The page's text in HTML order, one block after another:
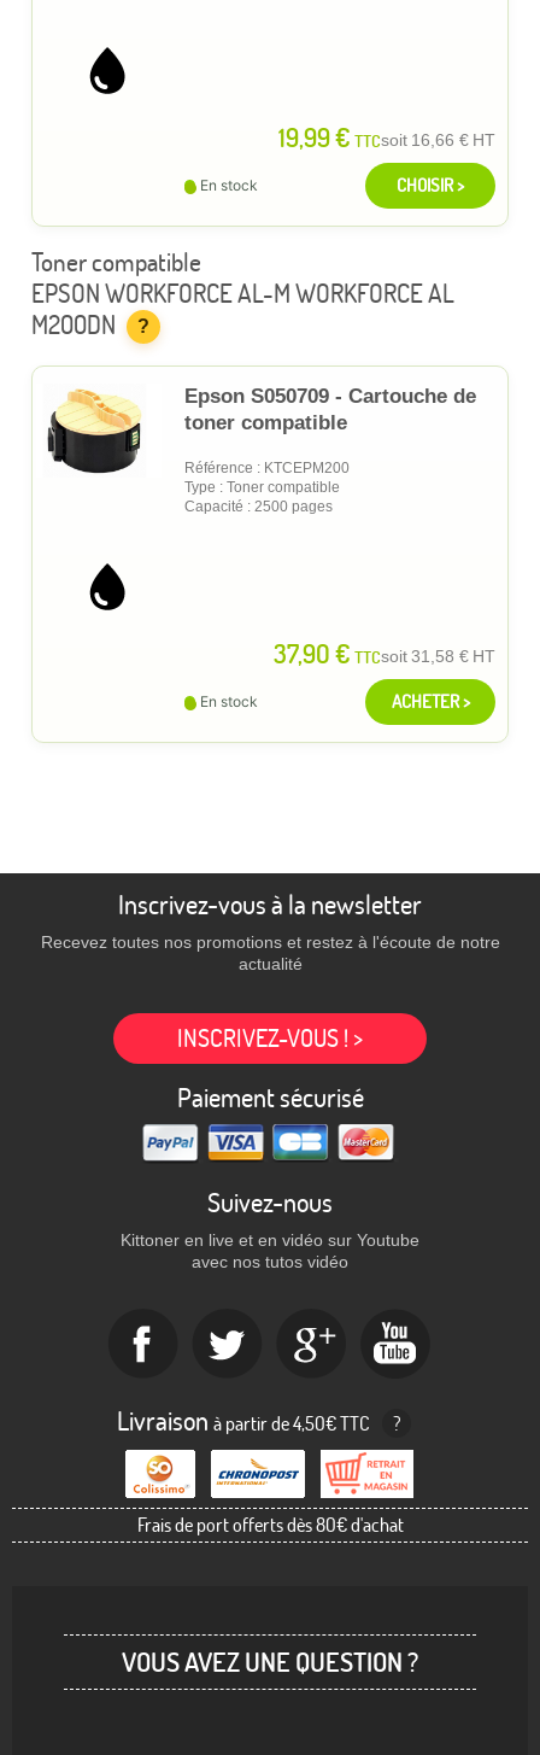
19,99 € TTCsoit 16,66 € HT
En stock CHOISIR >
Toner compatible
EPSON WORKFORCE AL-M WORKFORCE AL
M200DN
?
Epson S050709 - Cartouche de
toner compatible
Référence : KTCEPM200
Type : Toner compatible
Capacité : 2500 pages
37,90 € TTCsoit31,58 € HT
En stock ACHETER >
Inscrivez-vous à la newsletter
Recevez toutes nos promotions et restez à l'écoute de notre
actualité
INSCRIVEZ-VOUS ! >
Paiement sécurisé
Suivez-nous
Kittoner en live et en vidéo sur Youtube
avec nos tutos vidéo
Livraison à partir de 4,50€ TTC ?
Frais de port offerts dès 80€ d'achat
VOUS AVEZ UNE QUESTION ?